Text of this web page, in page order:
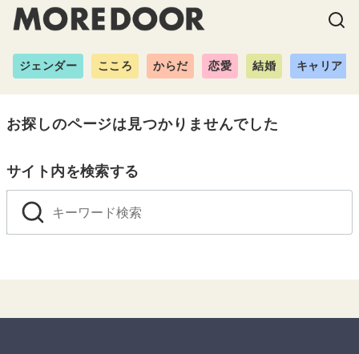
ジェンダー こころ からだ 恋愛 結婚 キャリア
お探しのページは見つかりませんでした
サイト内を検索する